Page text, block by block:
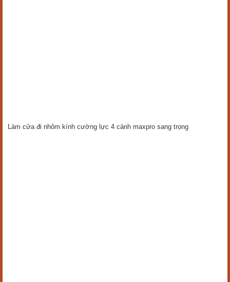
Làm cửa đi nhôm kính cường lực 4 cánh maxpro sang trọng